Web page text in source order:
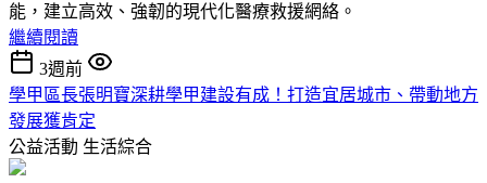
能，建立高效、強韌的現代化醫療救援網絡。
繼續閱讀
3週前
學甲區長張明寶深耕學甲建設有成！打造宜居城市、帶動地方
發展獲肯定
公益活動 生活綜合